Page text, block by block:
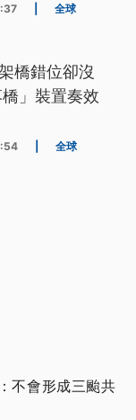
全球
橋錯位卻沒
」裝置奏效
全球
不會形成三颱共